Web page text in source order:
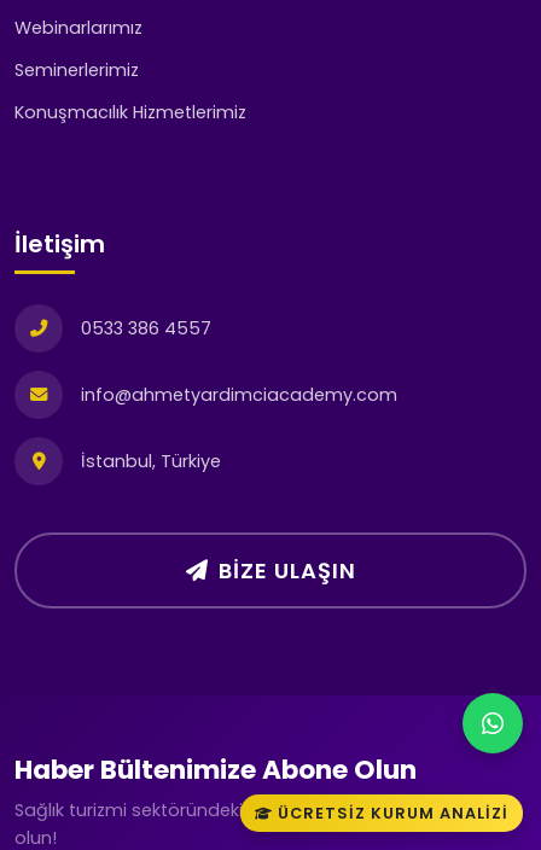
Webinarlarımız
Seminerlerimiz
Konuşmacılık Hizmetlerimiz
İletişim
0533 386 4557
info@ahmetyardimciacademy.com
İstanbul, Türkiye
BIZE ULAŞIN
Haber Bültenimize Abone Olun
Sağlık turizmi sektöründeki son gelişmelerden haberdar
olun!
ÜCRETSIZ KURUM ANALIZI